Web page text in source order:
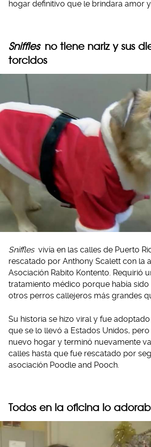
hogar definitivo que le brindara amor
Sniffles no tiene nariz y sus
torcidos
Sniffles vivía en las calles de Puerto
rescatado por Anthony Scalett con la
Asociación Rabito Kontento. Requirió
tratamiento médico porque había
otros perros callejeros más grandes
Su historia se hizo viral y fue
que se lo llevó a Estados Unidos,
nuevo hogar y terminó nuevamente
calles hasta que fue rescatado por
asociación Poodle and Pooch.
Todos en la oficina lo